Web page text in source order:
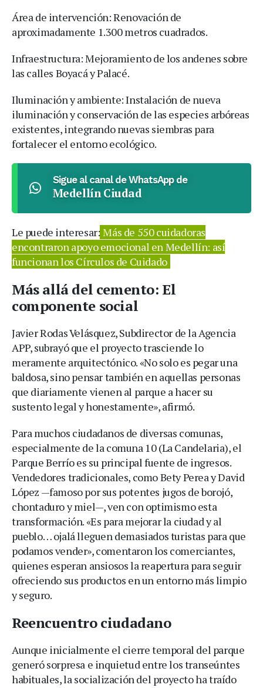
Área de intervención: Renovación de
aproximadamente 1.300 metros cuadrados.
Infraestructura: Mejoramiento de los andenes sobre
las calles Boyacá y Palacé.
Iluminación y ambiente: Instalación de nueva
iluminación y conservación de las especies arbóreas
existentes, integrando nuevas siembras para
fortalecer el entorno ecológico.
Sigue al canal de WhatsApp de
Medellín Ciudad
Le puede interesar: Más de 550 cuidadoras
encontraron apoyo emocional en Medellín: así
funcionan los Círculos de Cuidado
Más allá del cemento: El
componente social
Javier Rodas Velásquez, Subdirector de la Agencia
APP, subrayó que el proyecto trasciende lo
meramente arquitectónico. «No solo es pegar una
baldosa, sino pensar también en aquellas personas
que diariamente vienen al parque a hacer su
sustento legal y honestamente», afirmó.
Para muchos ciudadanos de diversas comunas,
especialmente de la comuna 10 (La Candelaria), el
Parque Berrío es su principal fuente de ingresos.
Vendedores tradicionales, como Bety Perea y David
López —famoso por sus potentes jugos de borojó,
chontaduro y miel—, ven con optimismo esta
transformación. «Es para mejorar la ciudad y al
pueblo… ojalá lleguen demasiados turistas para que
podamos vender», comentaron los comerciantes,
quienes esperan ansiosos la reapertura para seguir
ofreciendo sus productos en un entorno más limpio
y seguro.
Reencuentro ciudadano
Aunque inicialmente el cierre temporal del parque
generó sorpresa e inquietud entre los transeúntes
habituales, la socialización del proyecto ha traído